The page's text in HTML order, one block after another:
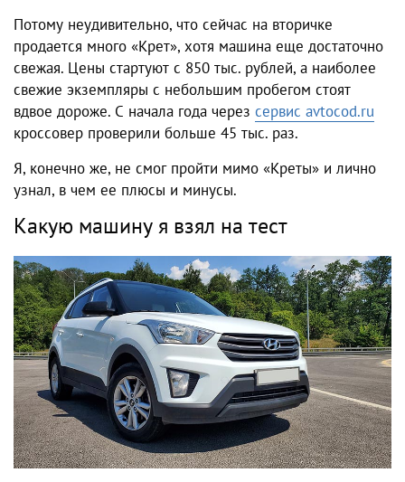
Потому неудивительно, что сейчас на вторичке
продается много «Крет», хотя машина еще достаточно
свежая. Цены стартуют с 850 тыс. рублей, а наиболее
свежие экземпляры с небольшим пробегом стоят
вдвое дороже. С начала года через сервис avtocod.ru
кроссовер проверили больше 45 тыс. раз.
Я, конечно же, не смог пройти мимо «Креты» и лично
узнал, в чем ее плюсы и минусы.
Какую машину я взял на тест